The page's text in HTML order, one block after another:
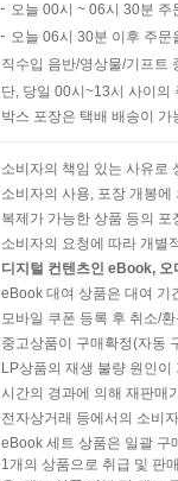
오늘 00시 ~ 06시 30분
오늘 06시 30분 이후 주
직수입 음반/영상물/기프트
단, 당일 00시~13시 사이의
박스 포장은 택배 배송이
소비자의 책임 있는 사유로
소비자의 사용, 포장 개봉
복제가 가능한 상품 등의
소비자의 요청에 따라 개별
디지털 컨텐츠인 eBook,
eBook 대여 상품은 대여 기
모바일 쿠폰 등록 후 취소/
중고상품이 구매확정(자동
LP상품의 재생 불량 원인
시간의 경과에 의해 재판매
전자상거래 등에서의 소비
eBook 세트 상품은 일괄 구
1개의 상품으로 취급 및 판